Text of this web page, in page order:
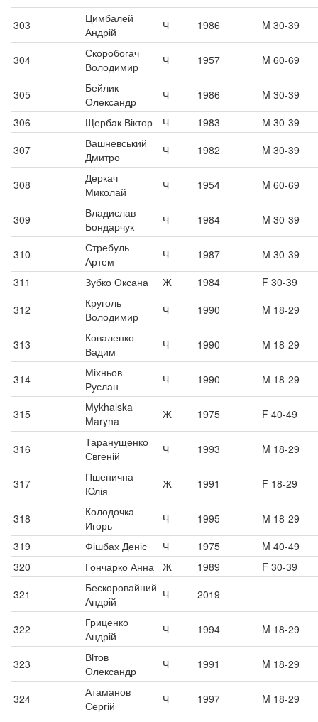
303
Цимбалей
Андрій
Ч 1986 M 30-39
304
Скоробогач
Володимир
Ч 1957 M 60-69
305
Бейлик
Олександр
Ч 1986
M 30-39
306
Щербак Віктор Ч 1983
M 30-39
307
Вашневський
Дмитро
Ч 1982 M 30-39
308
Деркач
Миколай
Ч 1954 M 60-69
309
Владислав
Бондарчук
Ч 1984 M 30-39
310
Стребуль
Артем
Ч 1987
M 30-39
311
Зубко Оксана Ж 1984
F 30-39
312
Круголь
Володимир
Ч 1990 M 18-29
313
Коваленко
Вадим
Ч 1990 M 18-29
314
Міхньов
Руслан
Ч 1990 M 18-29
315
Mykhalska
Maryna
Ж 1975 F 40-49
316
Таранущенко
Євгеній
Ч 1993 M 18-29
317
Пшенична
Юлія
Ж 1991 F 18-29
318
Колодочка
Игорь
Ч 1995
M 18-29
319
Фішбах Деніс Ч 1975
M 40-49
320
Гончарко Анна Ж 1989
F 30-39
321
Бескоровайний
Андрій
Ч 2019
322
Гриценко
Андрій
Ч 1994 M 18-29
323
Вiтов
Олександр
Ч 1991 M 18-29
324
Атаманов
Сергій
Ч 1997
M 18-29